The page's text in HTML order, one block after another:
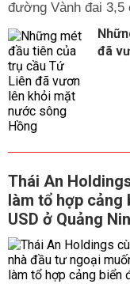
đường Vành đai 3,5
đã
Thái An
làm tổ hợp cảng
USD ở Quảng